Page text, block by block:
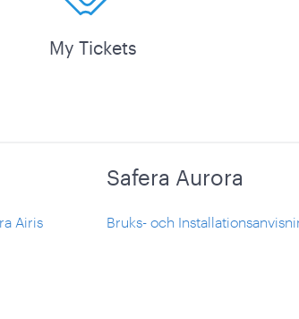
My Tickets
Airis
Safera Aurora
Bruks- och